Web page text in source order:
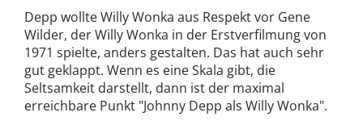
Depp wollte Willy Wonka aus Respekt vor Gene
Wilder, der Willy Wonka in der Erstverfilmung von
1971 spielte, anders gestalten. Das hat auch sehr
gut geklappt. Wenn es eine Skala gibt, die
Seltsamkeit darstellt, dann ist der maximal
erreichbare Punkt "Johnny Depp als Willy Wonka".